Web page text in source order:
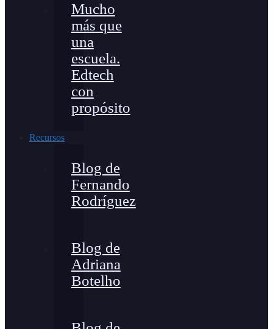
Mucho
más que
una
escuela.
Edtech
con
propósito
Recursos
Blog de
Fernando
Rodríguez
Blog de
Adriana
Botelho